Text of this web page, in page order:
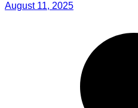
August 11, 2025